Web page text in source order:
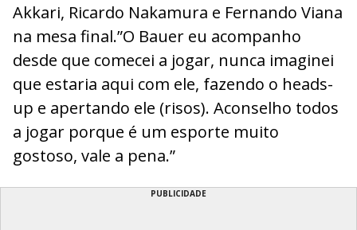
Akkari, Ricardo Nakamura e Fernando Viana
na mesa final.”O Bauer eu acompanho
desde que comecei a jogar, nunca imaginei
que estaria aqui com ele, fazendo o heads-
up e apertando ele (risos). Aconselho todos
a jogar porque é um esporte muito
gostoso, vale a pena.”
PUBLICIDADE